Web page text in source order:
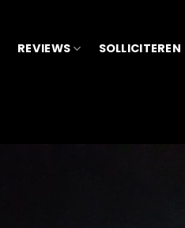
REVIEWS SOLLICITEREN